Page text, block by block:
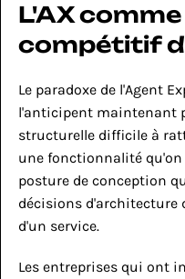
L'AX
compétitif
Le paradoxe de l'Agent
l'anticipent maintenant
structurelle difficile à
une fonctionnalité qu'on
posture de conception
décisions d'architecture
d'un service.
Les entreprises qui ont